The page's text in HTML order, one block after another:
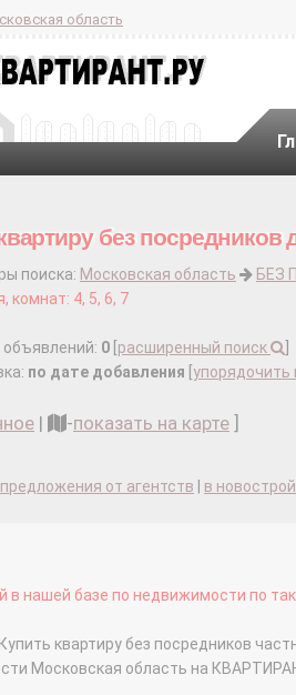
область
без посредников
поиска: Московская область БЕЗ
комнат: 4, 5, 6, 7
0 расширенный поиск
по дате добавления упорядочить
| -показать на карте
предложения от агентств в
в нашей базе по недвижимости по
квартиру без посредников
Московская область на